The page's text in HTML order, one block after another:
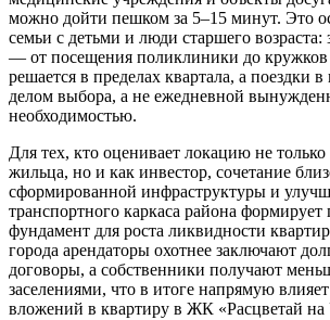
можно дойти пешком за 5–15 минут. Это
семьи с детьми и люди старшего возраста:
— от посещения поликлиники до
решается в пределах квартала, а поездки в
делом выбора, а не ежедневной
необходимостью.
Для тех, кто оценивает локацию не только
жильца, но и как инвестор, сочетание
сформированной инфраструктуры и
транспортного каркаса района
фундамент для роста ликвидности
города арендаторы охотнее заключают
договоры, а собственники получают
заселениями, что в итоге напрямую
вложений в квартиру в ЖК «Расцветай на